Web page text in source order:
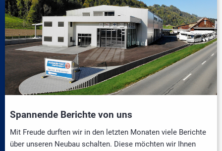
Spannende Berichte von uns
Mit Freude durften wir in den letzten Monaten viele Berichte
über unseren Neubau schalten. Diese möchten wir Ihnen